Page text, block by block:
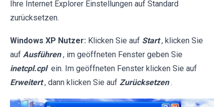
Ihre Internet Explorer Einstellungen auf Standard
zurücksetzen.
Windows XP Nutzer: Klicken Sie auf Start , klicken Sie
auf Ausführen , im geöffneten Fenster geben Sie
inetcpl.cpl ein. Im geöffneten Fenster klicken Sie auf
Erweitert , dann klicken Sie auf Zurücksetzen .